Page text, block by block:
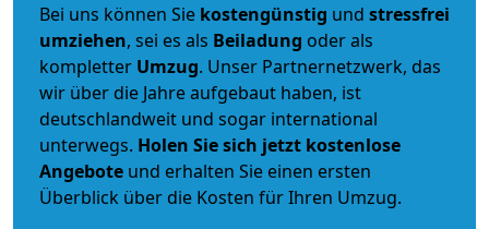
Bei uns können Sie kostengünstig und stressfrei
umziehen, sei es als Beiladung oder als
kompletter Umzug. Unser Partnernetzwerk, das
wir über die Jahre aufgebaut haben, ist
deutschlandweit und sogar international
unterwegs. Holen Sie sich jetzt kostenlose
Angebote und erhalten Sie einen ersten
Überblick über die Kosten für Ihren Umzug.